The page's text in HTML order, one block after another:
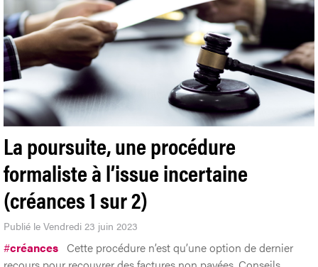
La poursuite, une procédure
formaliste à l’issue incertaine
(créances 1 sur 2)
Publié le Vendredi 23 juin 2023
#créances Cette procédure n’est qu’une option de dernier